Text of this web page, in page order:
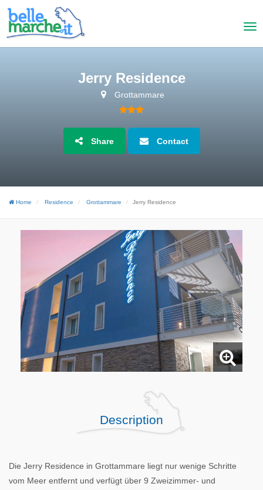
Jerry Residence
Grottammare
Share Contact
Home Residence Grottammare Jerry Residence
Description
Die Jerry Residence in Grottammare liegt nur wenige Schritte
vom Meer entfernt und verfügt über 9 Zweizimmer- und